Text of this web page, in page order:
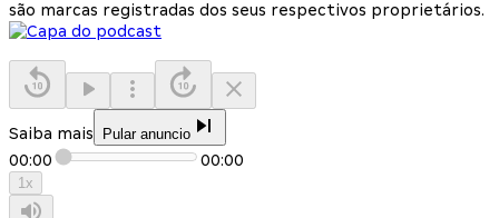
são marcas registradas dos seus respectivos proprietários.
Saiba mais Pular anuncio
00:00 00:00
1x